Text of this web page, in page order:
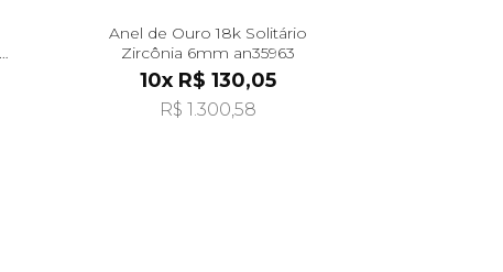
Anel de Ouro 18k Solitário
Zircônia 6mm an35963
10x R$ 130,05
R$ 1.300,58